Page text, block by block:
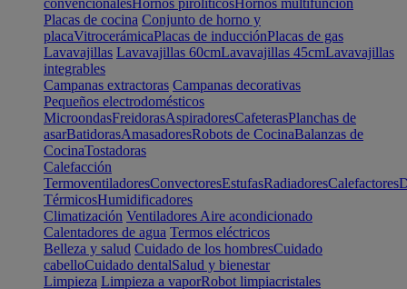
convencionalesHornos pirolíticosHornos multifunción
Placas de cocina Conjunto de horno y
placaVitrocerámicaPlacas de inducciónPlacas de gas
Lavavajillas Lavavajillas 60cmLavavajillas 45cmLavavajillas
integrables
Campanas extractoras Campanas decorativas
Pequeños electrodomésticos
MicroondasFreidorasAspiradoresCafeterasPlanchas de
asarBatidorasAmasadoresRobots de CocinaBalanzas de
CocinaTostadoras
Calefacción
TermoventiladoresConvectoresEstufasRadiadoresCalefactores
TérmicosHumidificadores
Climatización Ventiladores Aire acondicionado
Calentadores de agua Termos eléctricos
Belleza y salud Cuidado de los hombresCuidado
cabelloCuidado dentalSalud y bienestar
Limpieza Limpieza a vaporRobot limpiacristales